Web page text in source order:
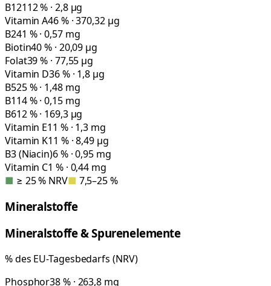
B12112 % · 2,8 µg
Vitamin A46 % · 370,32 µg
B241 % · 0,57 mg
Biotin40 % · 20,09 µg
Folat39 % · 77,55 µg
Vitamin D36 % · 1,8 µg
B525 % · 1,48 mg
B114 % · 0,15 mg
B612 % · 169,3 µg
Vitamin E11 % · 1,3 mg
Vitamin K11 % · 8,49 µg
B3 (Niacin)6 % · 0,95 mg
Vitamin C1 % · 0,44 mg
■ ≥ 25 % NRV■ 7,5–25 %
Mineralstoffe
Mineralstoffe & Spurenelemente
% des EU-Tagesbedarfs (NRV)
Phosphor38 % · 263,8 mg